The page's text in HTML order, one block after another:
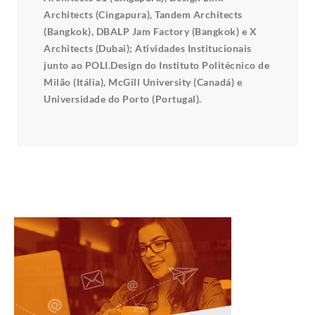
Architects (Cingapura), Tandem Architects
(Bangkok), DBALP Jam Factory (Bangkok) e X
Architects (Dubai); Atividades Institucionais
junto ao POLI.Design do Instituto Politécnico de
Milão (Itália), McGill University (Canadá) e
Universidade do Porto (Portugal).